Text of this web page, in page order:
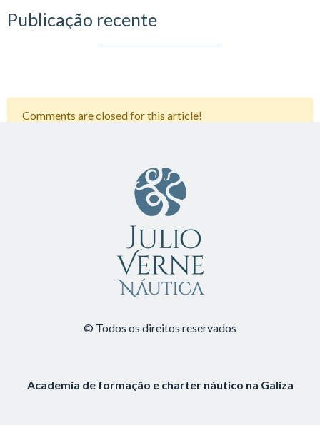
Publicação recente
Comments are closed for this article!
© Todos os direitos reservados
Academia de formação e charter náutico na Galiza